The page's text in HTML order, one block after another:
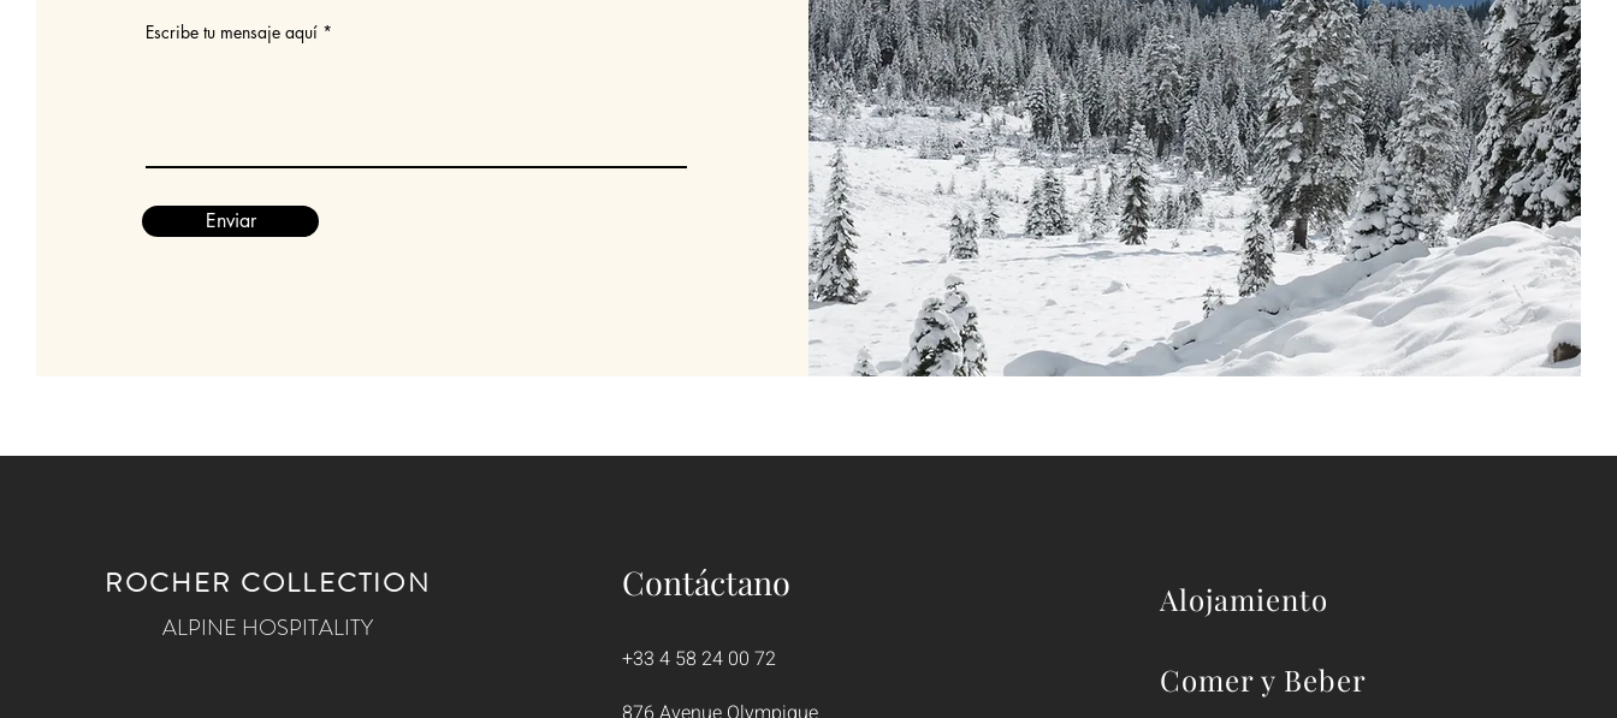
Escribe tu mensaje aquí
Enviar
ROCHER COLLECTION
ALPINE HOSPITALITY
Contáctano
+33 4 58 24 00 72
Alojamiento
Comer y Beber